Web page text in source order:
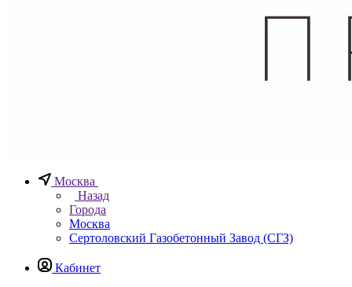
Москва
Назад
Города
Москва
Сертоловский Газобетонный Завод (СГЗ)
Кабинет